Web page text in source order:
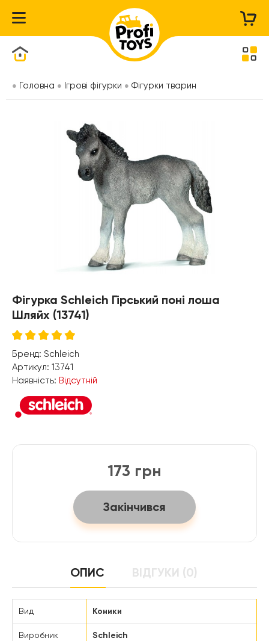
Головна Ігрові фігурки Фігурки тварин
Фігурка Schleich Гірський поні лоша
Шляйх (13741)
Бренд: Schleich
Артикул: 13741
Наявність: Відсутній
173 грн
Закінчився
ОПИС ВІДГУКИ (0)
Вид Коники
Виробник Schleich
Каталог товарів